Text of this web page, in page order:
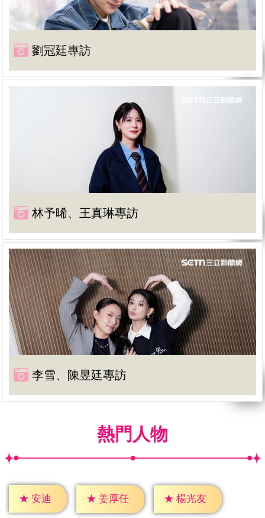
劉冠廷專訪
林予晞、王真琳專訪
李雪、陳昱廷專訪
熱門人物
★ 安迪 ★ 姜厚任 ★ 楊光友